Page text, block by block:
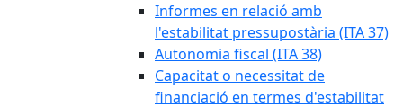
Informes en relació amb
l'estabilitat pressupostària (ITA 37)
Autonomia fiscal (ITA 38)
Capacitat o necessitat de
financiació en termes d'estabilitat